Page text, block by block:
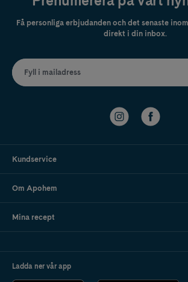
Få personliga erbjudanden och det senaste
direkt i din inbox.
Fyll i mailadress
Kundservice
Om Apohem
Mina recept
Ladda ner vår app